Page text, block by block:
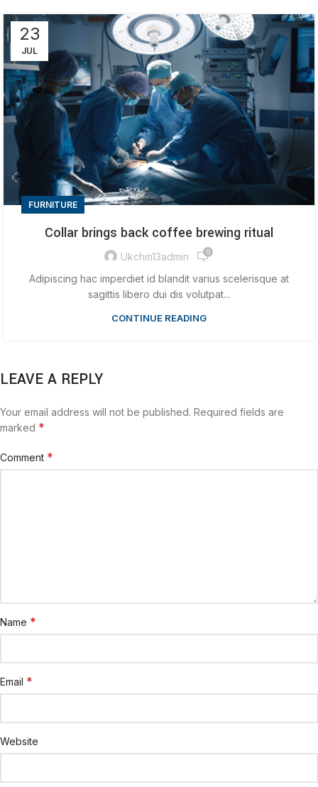
23
JUL
FURNITURE
Collar brings back coffee brewing ritual
Ukchm13admin 0
Adipiscing hac imperdiet id blandit varius scelerisque at
sagittis libero dui dis volutpat...
CONTINUE READING
LEAVE A REPLY
Your email address will not be published. Required fields are
marked *
Comment *
Name *
Email *
Website